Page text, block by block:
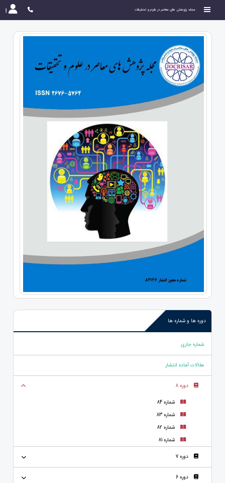
مجله پژوهش های معاصر در علوم و تحقیقات
دوره ها و شماره ها
شماره جاری
مقالات آماده انتشار
دوره 8
شماره 84
شماره 83
شماره 82
شماره 81
دوره 7
دوره 6